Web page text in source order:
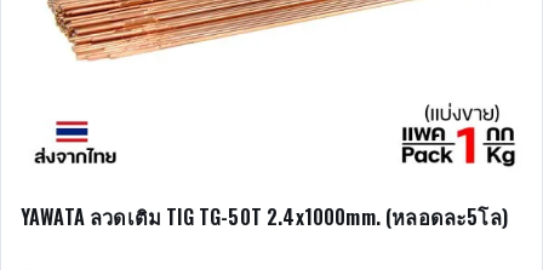
YAWATA ลวดเติม TIG TG-50T 2.4x1000mm. (หลอดละ5โล)